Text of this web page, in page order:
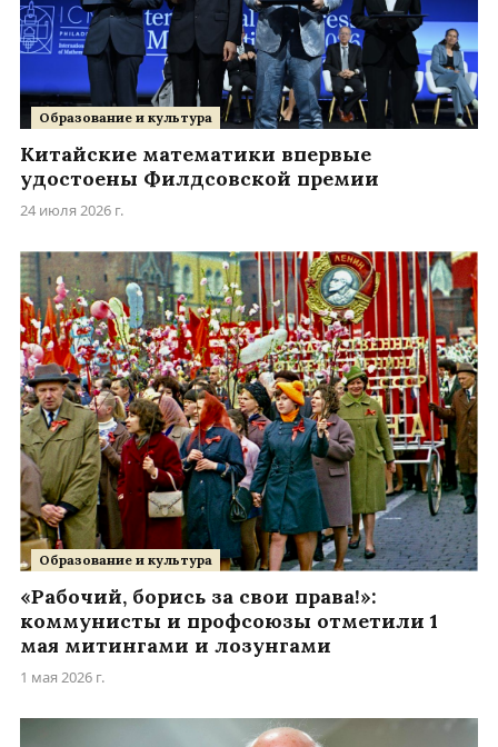
Образование и культура
Китайские математики впервые
удостоены Филдсовской премии
24 июля 2026 г.
Образование и культура
«Рабочий, борись за свои права!»:
коммунисты и профсоюзы отметили 1
мая митингами и лозунгами
1 мая 2026 г.